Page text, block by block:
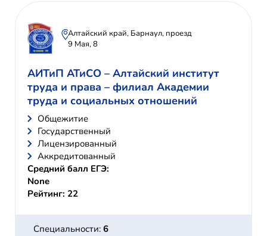
Алтайский край, Барнаул, проезд
9 Мая, 8
АИТиП АТиСО – Алтайский институт
труда и права – филиал Академии
труда и социальных отношений
Общежитие
Государственный
Лицензированный
Аккредитованный
Средний балл ЕГЭ:
None
Рейтинг: 22
Специальности: 6